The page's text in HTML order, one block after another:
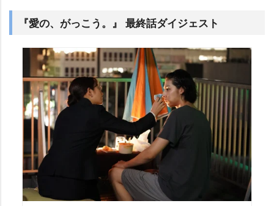
『愛の、がっこう。』 最終話ダイジェスト